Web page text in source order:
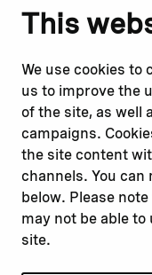
This
We use cookies to
us to improve the
of the site, as well
campaigns.
the site content
channels. You can
below. Please
may not be able
site.
Notify us
Report a concern
Submit a complaint
Read about
Our financing
Our projects
Our impact
Our workplace